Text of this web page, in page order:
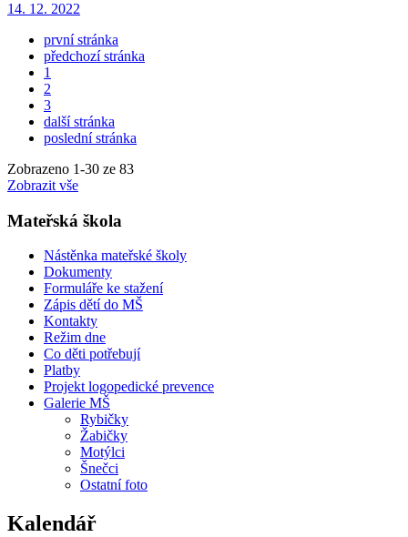
14. 12. 2022
první stránka
předchozí stránka
1
2
3
další stránka
poslední stránka
Zobrazeno 1-30 ze 83
Zobrazit vše
Mateřská škola
Nástěnka mateřské školy
Dokumenty
Formuláře ke stažení
Zápis dětí do MŠ
Kontakty
Režim dne
Co děti potřebují
Platby
Projekt logopedické prevence
Galerie MŠ
Rybičky
Žabičky
Motýlci
Šnečci
Ostatní foto
Kalendář